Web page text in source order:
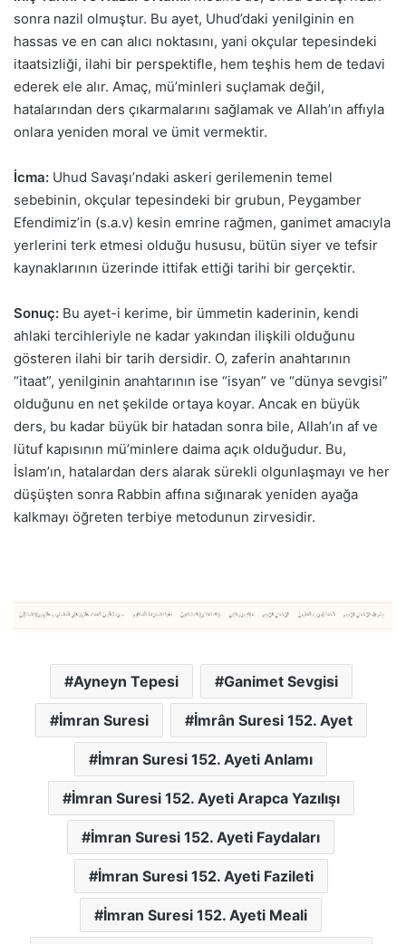
sonra nazil olmuştur. Bu ayet, Uhud’daki yenilginin en
hassas ve en can alıcı noktasını, yani okçular tepesindeki
itaatsizliği, ilahi bir perspektifle, hem teşhis hem de tedavi
ederek ele alır. Amaç, mü’minleri suçlamak değil,
hatalarından ders çıkarmalarını sağlamak ve Allah’ın affıyla
onlara yeniden moral ve ümit vermektir.
İcma: Uhud Savaşı’ndaki askeri gerilemenin temel
sebebinin, okçular tepesindeki bir grubun, Peygamber
Efendimiz’in (s.a.v) kesin emrine rağmen, ganimet amacıyla
yerlerini terk etmesi olduğu hususu, bütün siyer ve tefsir
kaynaklarının üzerinde ittifak ettiği tarihi bir gerçektir.
Sonuç: Bu ayet-i kerime, bir ümmetin kaderinin, kendi
ahlaki tercihleriyle ne kadar yakından ilişkili olduğunu
gösteren ilahi bir tarih dersidir. O, zaferin anahtarının
“itaat”, yenilginin anahtarının ise “isyan” ve “dünya sevgisi”
olduğunu en net şekilde ortaya koyar. Ancak en büyük
ders, bu kadar büyük bir hatadan sonra bile, Allah’ın af ve
lütuf kapısının mü’minlere daima açık olduğudur. Bu,
İslam’ın, hatalardan ders alarak sürekli olgunlaşmayı ve her
düşüşten sonra Rabbin affına sığınarak yeniden ayağa
kalkmayı öğreten terbiye metodunun zirvesidir.
Ayneyn Tepesi Ganimet Sevgisi
İmran Suresi İmrân Suresi 152. Ayet
İmran Suresi 152. Ayeti Anlamı
İmran Suresi 152. Ayeti Arapca Yazılışı
İmran Suresi 152. Ayeti Faydaları
İmran Suresi 152. Ayeti Fazileti
İmran Suresi 152. Ayeti Meali